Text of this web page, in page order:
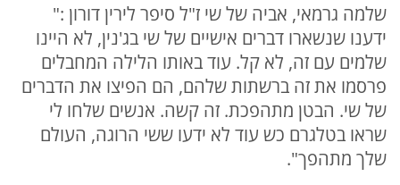
שלמה גרמאי, אביה של שי ז"ל סיפר לירין דורון :"
ידענו שנשארו דברים אישיים של שי בג'נין, לא היינו
שלמים עם זה, לא קל. עוד באותו הלילה המחבלים
פרסמו את זה ברשתות שלהם, הם הפיצו את הדברים
של שי. הבטן מתהפכת. זה קשה. אנשים שלחו לי
שראו בטלגרם כש עוד לא ידעו ששי הרוגה, העולם
שלך מתהפך".